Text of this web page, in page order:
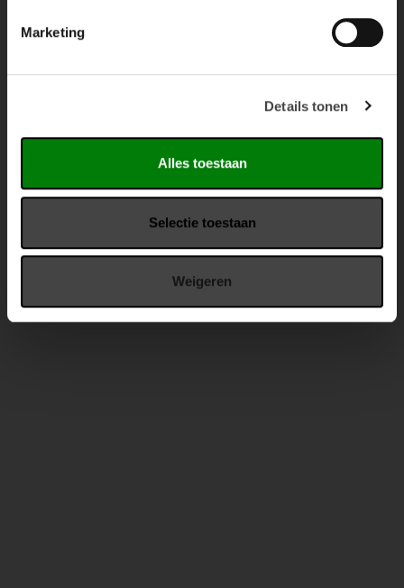
Marketing
Details tonen
Alles toestaan
Selectie toestaan
Weigeren